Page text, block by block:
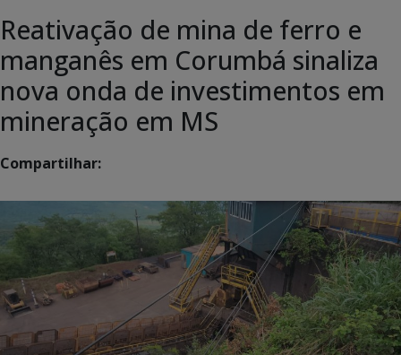
Reativação de mina de ferro e
manganês em Corumbá sinaliza
nova onda de investimentos em
mineração em MS
Compartilhar: